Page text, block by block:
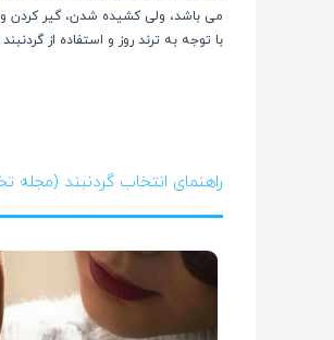
می باشد، ولی کشیده شدن، گیر کردن
با توجه به ترند روز و استفاده از
راهنمای انتخاب گردنبند